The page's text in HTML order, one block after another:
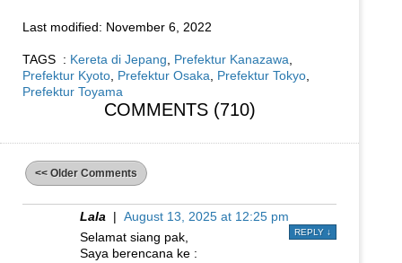
Last modified: November 6, 2022
TAGS : Kereta di Jepang Prefektur Kanazawa
Prefektur Kyoto Prefektur Osaka Prefektur Tokyo
Prefektur Toyama
COMMENTS (710)
<< Older Comments
Lala | August 13, 2025 at 12:25 pm
REPLY ↓
Selamat siang pak,
Saya berencana ke :